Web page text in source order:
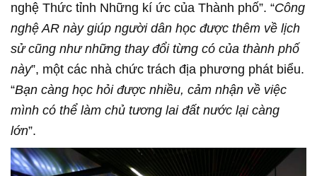
nghệ Thức tỉnh Những kí ức của Thành phố”. “Công
nghệ AR này giúp người dân học được thêm về lịch
sử cũng như những thay đổi từng có của thành phố
này”, một các nhà chức trách địa phương phát biểu.
“Bạn càng học hỏi được nhiều, cảm nhận về việc
mình có thể làm chủ tương lai đất nước lại càng
lớn”.